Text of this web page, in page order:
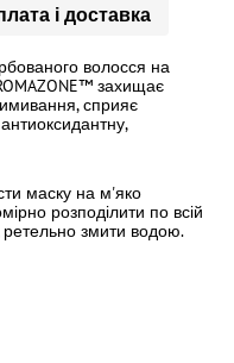
і доставка
волосся на
захищає
сприяє
маску на м'яко
розподілити по всій
змити водою.